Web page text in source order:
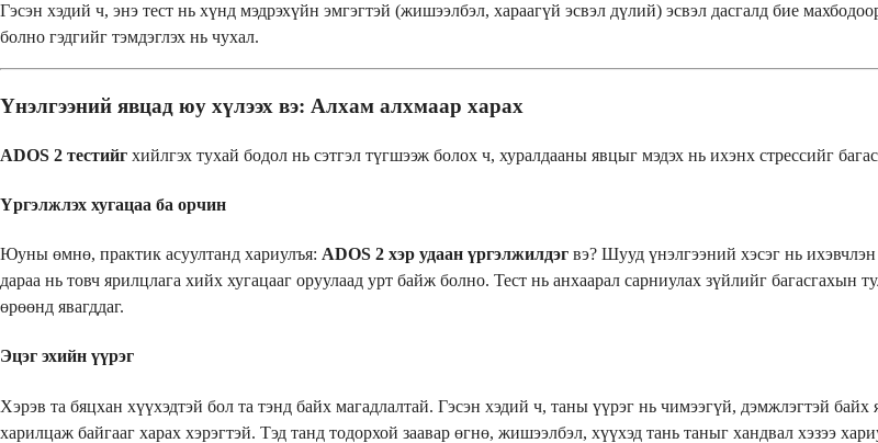
Гэсэн хэдий ч, энэ тест нь хүнд мэдрэхүйн эмгэгтэй (жишээлбэл, хараагүй эсвэл дүлий) эсвэл дасгалд бие
болно гэдгийг тэмдэглэх нь чухал.
Үнэлгээний явцад юу хүлээх вэ: Алхам алхмаар харах
ADOS 2 тестийг хийлгэх тухай бодол нь сэтгэл түгшээж болох ч, хуралдааны явцыг мэдэх нь ихэнх стрессийг
Үргэлжлэх хугацаа ба орчин
Юуны өмнө, практик асуултанд хариулъя: ADOS 2 хэр удаан үргэлжилдэг вэ? Шууд үнэлгээний хэсэг нь
дараа нь товч ярилцлага хийх хугацааг оруулаад урт байж болно. Тест нь анхаарал сарниулах зүйлийг
өрөөнд явагддаг.
Эцэг эхийн үүрэг
Хэрэв та бяцхан хүүхэдтэй бол та тэнд байх магадлалтай. Гэсэн хэдий ч, таны үүрэг нь чимээгүй, дэмжлэгтэй
харилцаж байгааг харах хэрэгтэй. Тэд танд тодорхой заавар өгнө, жишээлбэл, хүүхэд тань таныг хандвал хэзээ